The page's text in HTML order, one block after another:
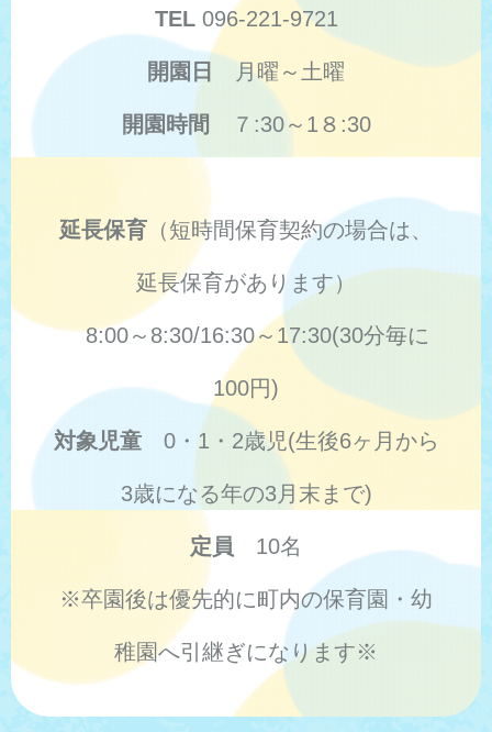
TEL096-221-9721
開園日 月曜～土曜
開園時間 ７:30～1８:30
延長保育 （短時間保育契約の場合は、
延長保育があります）
8:00～8:30/16:30～17:30(30分毎に
100円)
対象児童0・1・2歳児(生後6ヶ月から
3歳になる年の3月末まで)
定員 10名
※卒園後は優先的に町内の保育園・幼
稚園へ引継ぎになります※